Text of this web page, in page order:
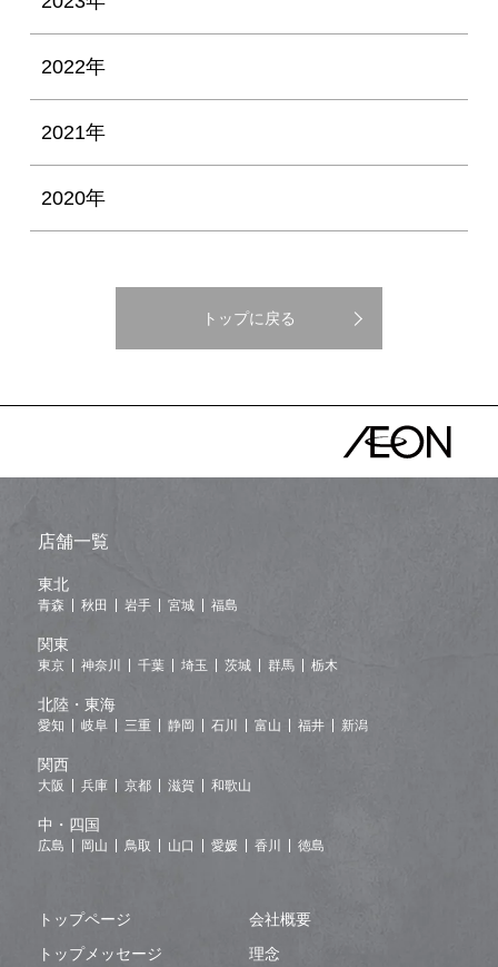
2022年
2021年
2020年
トップに戻る
トップページ
会社概要
トップメッセージ
理念
店舗一覧
東北
青森 秋田 岩手 宮城 福島
関東
東京 神奈川 千葉 埼玉 茨城 群馬 栃木
北陸・東海
愛知 岐阜 三重 静岡 石川 富山 福井 新潟
関西
大阪 兵庫 京都 滋賀 和歌山
中・四国
広島 岡山 鳥取 山口 愛媛 香川 徳島